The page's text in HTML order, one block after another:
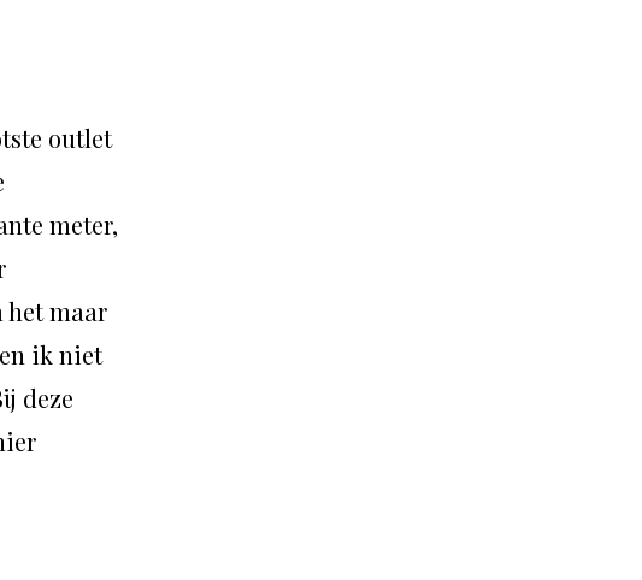
outlet
meter,
het maar
ik niet
deze